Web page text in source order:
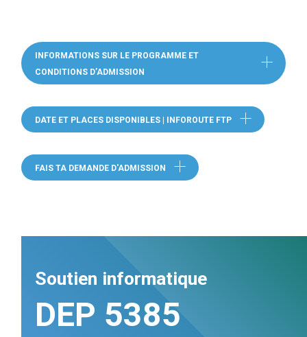
INFORMATIONS SUR LE PROGRAMME ET
CONDITIONS D’ADMISSION (CE LIEN OUVRE DANS UNE NOUVELLE
DATE ET PLACES DISPONIBLES | INFOROUTE FTP (CE LIEN OUVRE
FAIS TA DEMANDE D'ADMISSION
Soutien informatique
DEP 5385